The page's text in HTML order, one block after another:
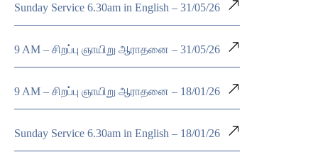
Sunday Service 6.30am in English – 31/05/26
9 AM – சிறப்பு ஞாயிறு ஆராதனை – 31/05/26
9 AM – சிறப்பு ஞாயிறு ஆராதனை – 18/01/26
Sunday Service 6.30am in English – 18/01/26